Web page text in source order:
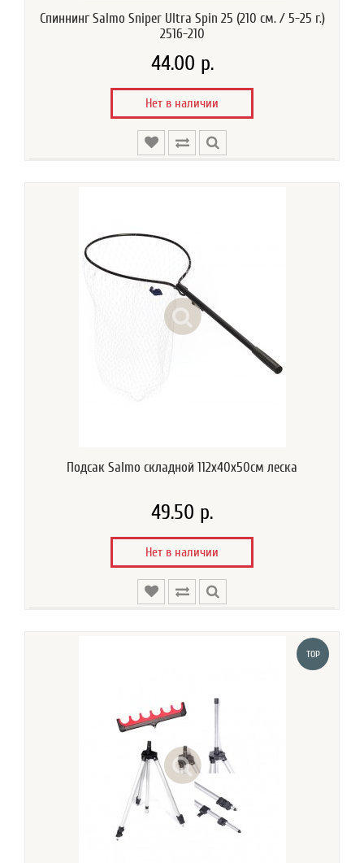
Спиннинг Salmo Sniper Ultra Spin 25 (210 см. / 5-25 г.)
2516-210
44.00 р.
Нет в наличии
Подсак Salmo складной 112x40х50см леска
49.50 р.
Нет в наличии
TOP